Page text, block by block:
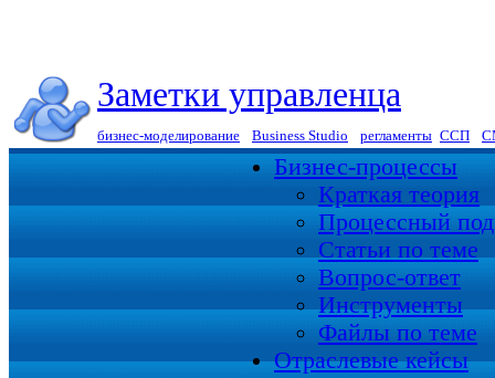
Заметки управленца
бизнес-моделирование Business Studio регламенты ССП
Бизнес-процессы
Краткая теория
Процессный
Статьи по теме
Вопрос-ответ
Инструменты
Файлы по теме
Отраслевые кейсы